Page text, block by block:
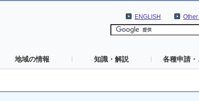
ENGLISH
地域の情報 知識・解説 各種申請